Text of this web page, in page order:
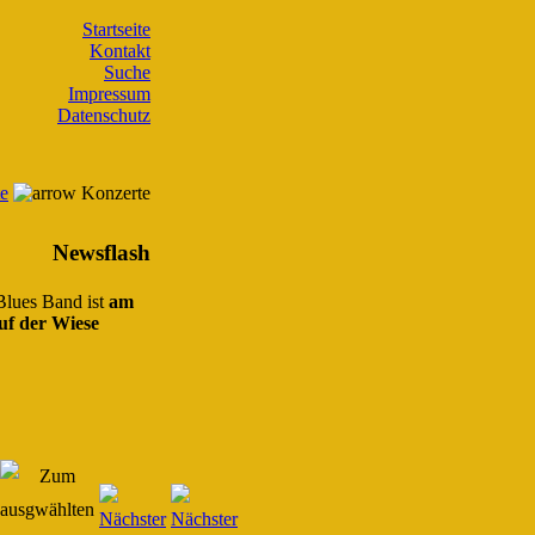
Startseite
Kontakt
Suche
Impressum
Datenschutz
Konzerte
Newsflash
Band istam
der Wiese